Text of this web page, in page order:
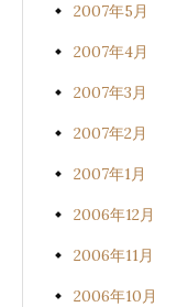
2007年5月
2007年4月
2007年3月
2007年2月
2007年1月
2006年12月
2006年11月
2006年10月